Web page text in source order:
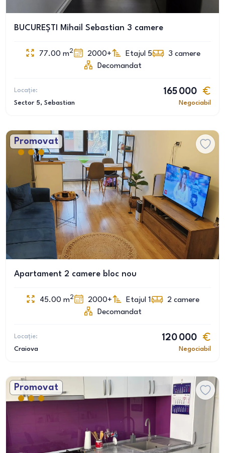
BUCUREȘTI Mihail Sebastian 3 camere
77.00 m2 2000+ Etajul 5 3 camere
Decomandat
Locație:
Sector 5, Sebastian
165 000
Negociabil
Promovat
Apartament 2 camere bloc nou
45.00 m2 2000+ Etajul 1 2 camere
Decomandat
Locație:
Craiova
120 000
Negociabil
Promovat